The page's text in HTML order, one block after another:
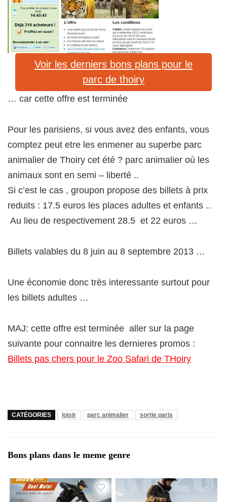
Voir les derniers bons plans pour le
parc de thoiry
… car cette offre est terminée
Pour les parisiens, si vous avez des enfants, vous
comptez peut etre les enmener au superbe parc
animalier de Thoiry cet été ? parc animalier où les
animaux sont en semi – liberté ..
Si c’est le cas , groupon propose des billets à prix
reduits : 17.5 euros les places adultes et enfants ..
Au lieu de respectivement 28.5 et 22 euros …
Billets valables du 8 juin au 8 septembre 2013 …
Une économie donc très interessante surtout pour
les billets adultes …
MAJ: cette offre est terminée aller sur la page
suivante pour connaitre les dernieres promos :
Billets pas chers pour le Zoo Safari de THoiry
CATÉGORIES loisir parc animalier sortie paris
Bons plans dans le meme genre